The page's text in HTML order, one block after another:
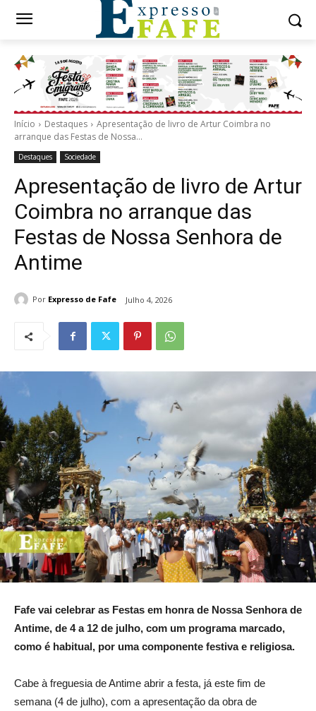
Início Destaques
Apresentação de livro de Artur Coimbra no
arranque das Festas de Nossa...
Destaques Sociedade
Apresentação de livro de Artur
Coimbra no arranque das
Festas de Nossa Senhora de
Antime
Por Expresso de Fafe Julho 4, 2026
Fafe vai celebrar as Festas em honra de Nossa Senhora de
Antime, de 4 a 12 de julho, com um programa marcado,
como é habitual, por uma componente festiva e religiosa.
Cabe à freguesia de Antime abrir a festa, já este fim de
semana (4 de julho), com a apresentação da obra de